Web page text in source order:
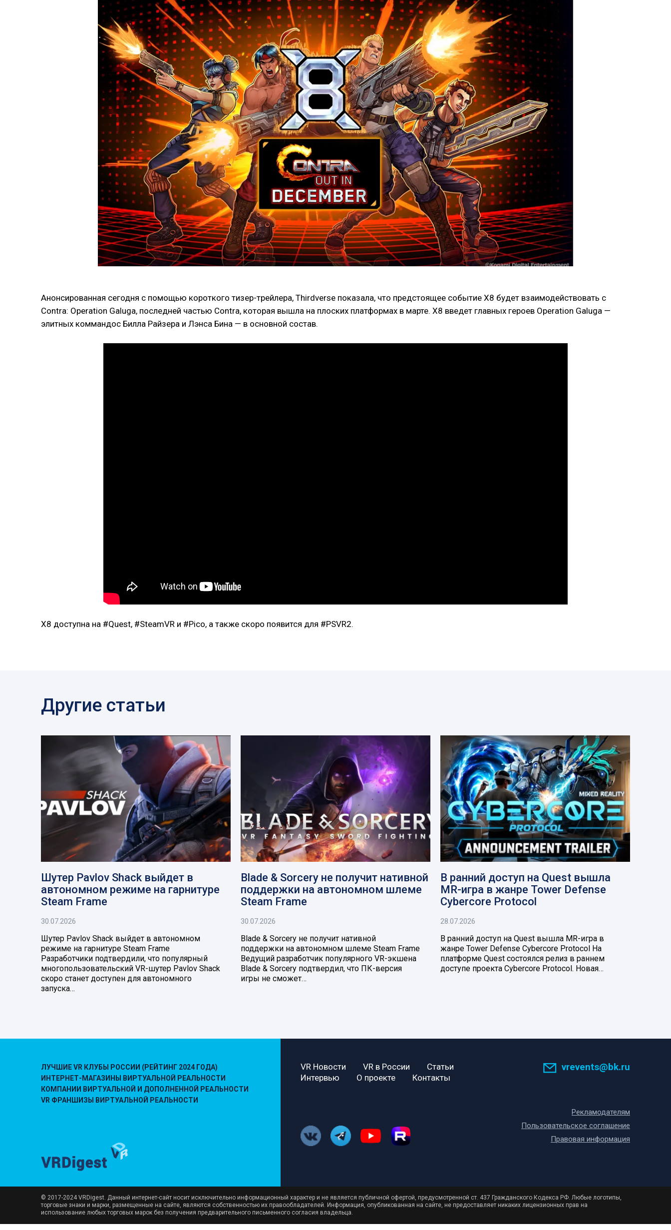
Анонсированная сегодня с помощью короткого тизер-трейлера, Thirdverse показала, что предстоящее событие X8 будет взаимодействовать с
Contra: Operation Galuga, последней частью Contra, которая вышла на плоских платформах в марте. X8 введет главных героев Operation Galuga —
элитных коммандос Билла Райзера и Лэнса Бина — в основной состав.
X8 доступна на #Quest, #SteamVR и #Pico, а также скоро появится для #PSVR2.
Другие статьи
Шутер Pavlov Shack выйдет в
автономном режиме на гарнитуре
Steam Frame
30.07.2026
Шутер Pavlov Shack выйдет в автономном
режиме на гарнитуре Steam Frame
Разработчики подтвердили, что популярный
многопользовательский VR-шутер Pavlov Shack
скоро станет доступен для автономного
запуска…
Blade & Sorcery не получит нативной
поддержки на автономном шлеме
Steam Frame
30.07.2026
Blade & Sorcery не получит нативной
поддержки на автономном шлеме Steam Frame
Ведущий разработчик популярного VR-экшена
Blade & Sorcery подтвердил, что ПК-версия
игры не сможет…
В ранний доступ на Quest вышла
MR-игра в жанре Tower Defense
Cybercore Protocol
28.07.2026
В ранний доступ на Quest вышла MR-игра в
жанре Tower Defense Cybercore Protocol На
платформе Quest состоялся релиз в раннем
доступе проекта Cybercore Protocol. Новая…
ЛУЧШИЕ VR КЛУБЫ РОССИИ (РЕЙТИНГ 2024 ГОДА)
ИНТЕРНЕТ-МАГАЗИНЫ ВИРТУАЛЬНОЙ РЕАЛЬНОСТИ
КОМПАНИИ ВИРТУАЛЬНОЙ И ДОПОЛНЕННОЙ РЕАЛЬНОСТИ
VR ФРАНШИЗЫ ВИРТУАЛЬНОЙ РЕАЛЬНОСТИ
VR Новости VR в России
Статьи
Интервью
О проекте Контакты
vrevents@bk.ru
Рекламодателям
Пользовательское соглашение
Правовая информация
© 2017-2024 VRDigest. Данный интернет-сайт носит исключительно информационный характер и не является публичной офертой, предусмотренной ст. 437 Гражданского Кодекса РФ. Любые логотипы,
торговые знаки и марки, размещенные на сайте, являются собственностью их правообладателей. Информация, опубликованная на сайте, не предоставляет никаких лицензионных прав на
использование любых торговых марок без получения предварительного письменного согласия владельца.